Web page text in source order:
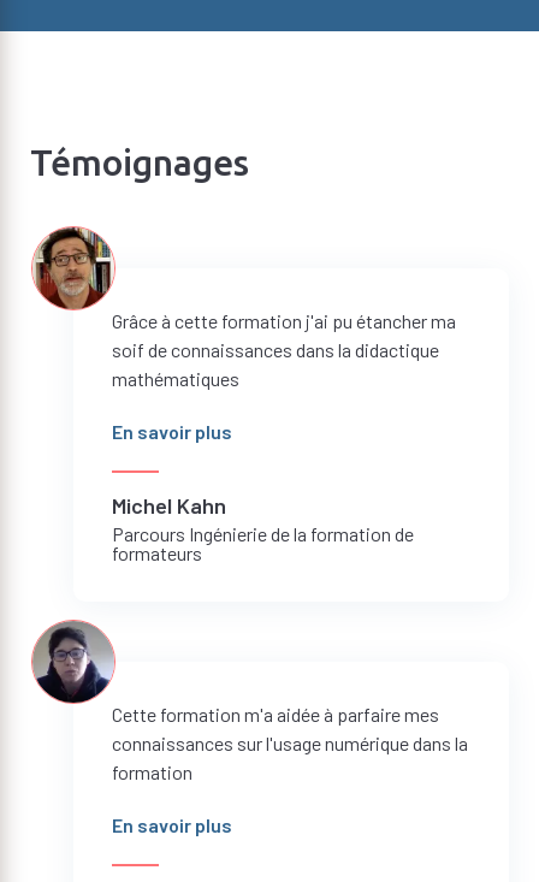
Témoignages
Grâce à cette formation j'ai pu étancher ma
soif de connaissances dans la didactique
mathématiques
En savoir plus
Michel Kahn
Parcours Ingénierie de la formation de
formateurs
Cette formation m'a aidée à parfaire mes
connaissances sur l'usage numérique dans la
formation
En savoir plus